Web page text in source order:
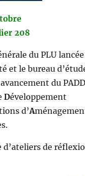
208
du PLU lancée
et le bureau
du PADD
Développement
d’A
d’ateliers de